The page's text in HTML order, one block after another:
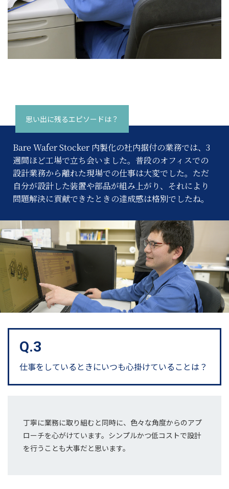
思い出に残るエピソードは？
Bare Wafer Stocker 内製化の社内据付の業務では、3
週間ほど工場で立ち会いました。 普段のオフィスでの
設計業務から離れた現場での仕事は大変でした。ただ
自分が設計した装置や部品が組み上がり、それにより
問題解決に貢献できたときの達成感は格別でしたね。
Q.3
仕事をしているときにいつも心掛けていることは？
丁寧に業務に取り組むと同時に、色々な角度からのアプ
ローチを心がけています。シンプルかつ低コストで設計
を行うことも大事だと思います。